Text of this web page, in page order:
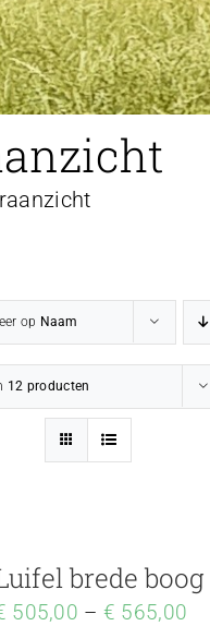
op Naam
12 producten
brede boog
505,00 – € 565,00